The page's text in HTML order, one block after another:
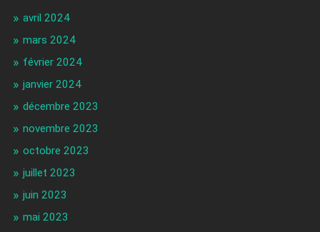
avril 2024
mars 2024
février 2024
janvier 2024
décembre 2023
novembre 2023
octobre 2023
juillet 2023
juin 2023
mai 2023